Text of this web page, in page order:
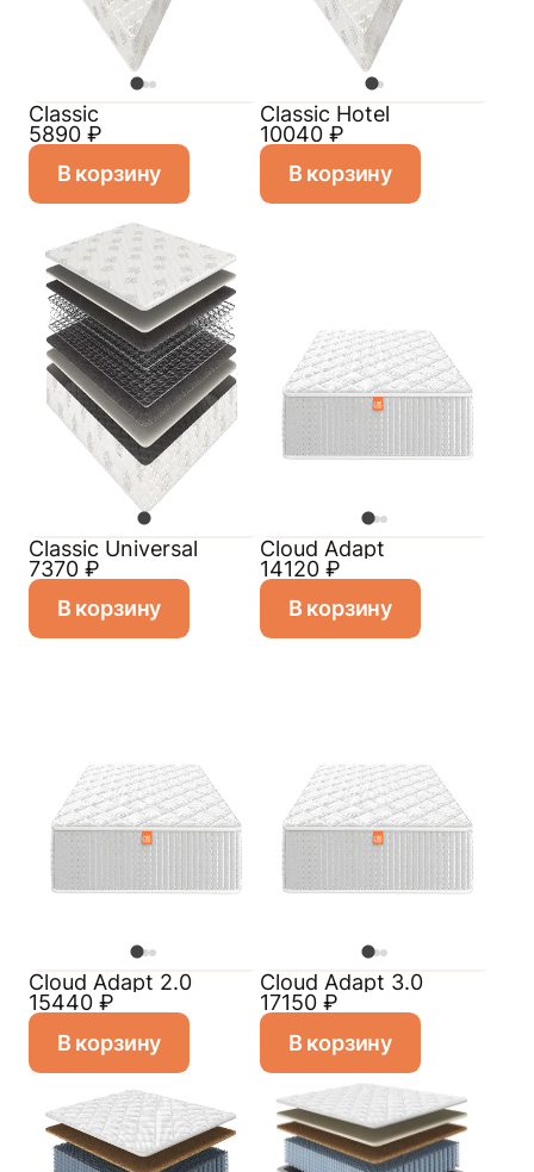
Classic
5890 ₽
В корзину
Classic Hotel
10040 ₽
В корзину
Classiс Universal
7370 ₽
В корзину
Cloud Adapt
14120 ₽
В корзину
Cloud Adapt 2.0
15440 ₽
В корзину
Cloud Adapt 3.0
17150 ₽
В корзину